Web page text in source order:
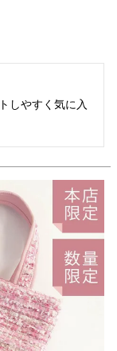
しやすく気に入